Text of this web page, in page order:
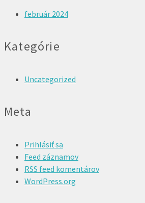
február 2024
Kategórie
Uncategorized
Meta
Prihlásiť sa
Feed záznamov
RSS feed komentárov
WordPress.org